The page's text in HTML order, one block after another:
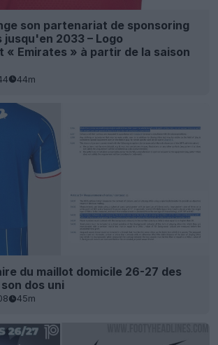
son partenariat de sponsoring
jusqu'en 2033 – Logo
« Emirates » à partir de la saison
44m
du maillot domicile 26-27 des
dos uni
45m